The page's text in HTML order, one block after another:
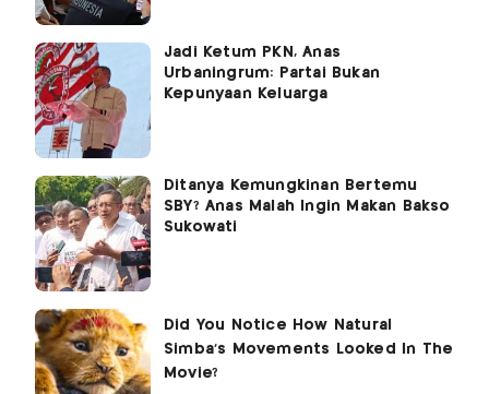
Jadi Ketum PKN, Anas
Urbaningrum: Partai Bukan
Kepunyaan Keluarga
Ditanya Kemungkinan Bertemu
SBY? Anas Malah Ingin Makan Bakso
Sukowati